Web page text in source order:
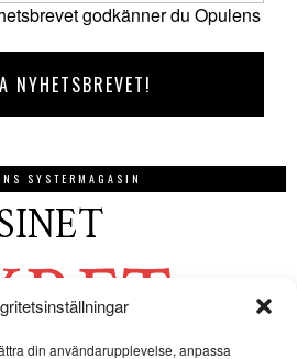
din användarupplevelse, anpassa
godkänner du Opulens
SYSTERMAGASIN